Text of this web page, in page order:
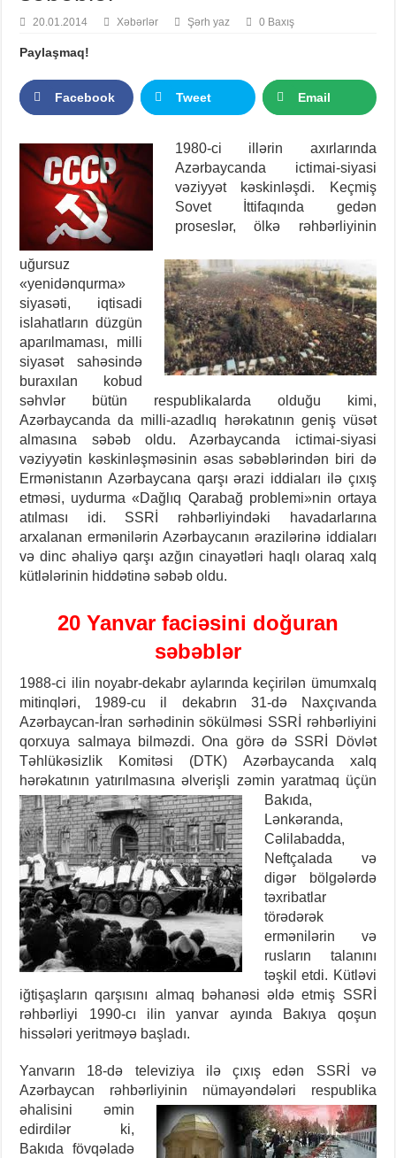
20.01.2014 Xəbərlər Şərh yaz 0 Baxış
Paylaşmaq!
Facebook Tweet Email
1980-ci illərin axırlarında
Azərbaycanda ictimai-siyasi
vəziyyət kəskinləşdi. Keçmiş
Sovet İttifaqında gedən
proseslər, ölkə rəhbərliyinin
uğursuz
«yenidənqurma»
siyasəti, iqtisadi
islahatların düzgün
aparılmaması, milli
siyasət sahəsində
buraxılan kobud
səhvlər bütün respublikalarda olduğu kimi,
Azərbaycanda da milli-azadlıq hərəkatının geniş vüsət
almasına səbəb oldu. Azərbaycanda ictimai-siyasi
vəziyyətin kəskinləşməsinin əsas səbəblərindən biri də
Ermənistanın Azərbaycana qarşı ərazi iddiaları ilə çıxış
etməsi, uydurma «Dağlıq Qarabağ problemi»nin ortaya
atılması idi. SSRİ rəhbərliyindəki havadarlarına
arxalanan ermənilərin Azərbaycanın ərazilərinə iddiaları
və dinc əhaliyə qarşı azğın cinayətləri haqlı olaraq xalq
kütlələrinin hiddətinə səbəb oldu.
20 Yanvar faciəsini doğuran
səbəblər
1988-ci ilin noyabr-dekabr aylarında keçirilən ümumxalq
mitinqləri, 1989-cu il dekabrın 31-də Naxçıvanda
Azərbaycan-İran sərhədinin sökülməsi SSRİ rəhbərliyini
qorxuya salmaya bilməzdi. Ona görə də SSRİ Dövlət
Təhlükəsizlik Komitəsi (DTK) Azərbaycanda xalq
hərəkatının yatırılmasına əlverişli zəmin yaratmaq üçün
Bakıda,
Lənkəranda,
Cəlilabadda,
Neftçalada və
digər bölgələrdə
təxribatlar
törədərək
ermənilərin və
rusların talanını
təşkil etdi. Kütləvi
iğtişaşların qarşısını almaq bəhanəsi əldə etmiş SSRİ
rəhbərliyi 1990-cı ilin yanvar ayında Bakıya qoşun
hissələri yeritməyə başladı.
Yanvarın 18-də televiziya ilə çıxış edən SSRİ və
Azərbaycan rəhbərliyinin nümayəndələri respublika
əhalisini əmin
edirdilər ki,
Bakıda fövqəladə